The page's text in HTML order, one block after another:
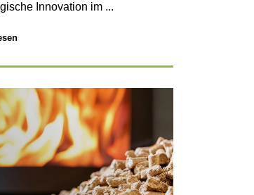
Innovation im ...